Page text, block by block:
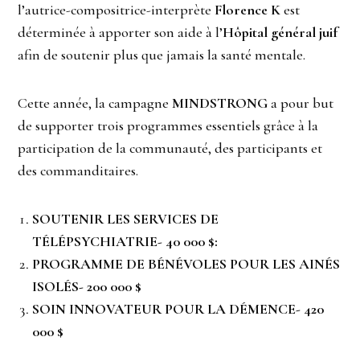
l’autrice-compositrice-interprète Florence Kest
déterminée à apporter son aide à l’Hôpital général juif
afin de soutenir plus que jamais la santé mentale.
Cette année, la campagneMINDSTRONGa pour but
de supporter trois programmes essentiels grâce à la
participation de la communauté, des participants et
des commanditaires.
SOUTENIR LES SERVICES DE
TÉLÉPSYCHIATRIE- 40 000 $:
PROGRAMME DE BÉNÉVOLES POUR LES AINÉS
ISOLÉS- 200 000 $
SOIN INNOVATEUR POUR LA DÉMENCE- 420
000 $